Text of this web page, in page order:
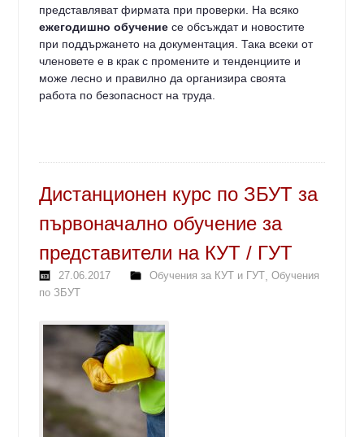
представляват фирмата при проверки. На всяко
ежегодишно обучение се обсъждат и новостите
при поддържането на документация. Така всеки от
членовете е в крак с промените и тенденциите и
може лесно и правилно да организира своята
работа по безопасност на труда.
Дистанционен курс по ЗБУТ за
първоначално обучение за
представители на КУТ / ГУТ
27.06.2017 Обучения за КУТ и ГУТ ,Обучения
по ЗБУТ